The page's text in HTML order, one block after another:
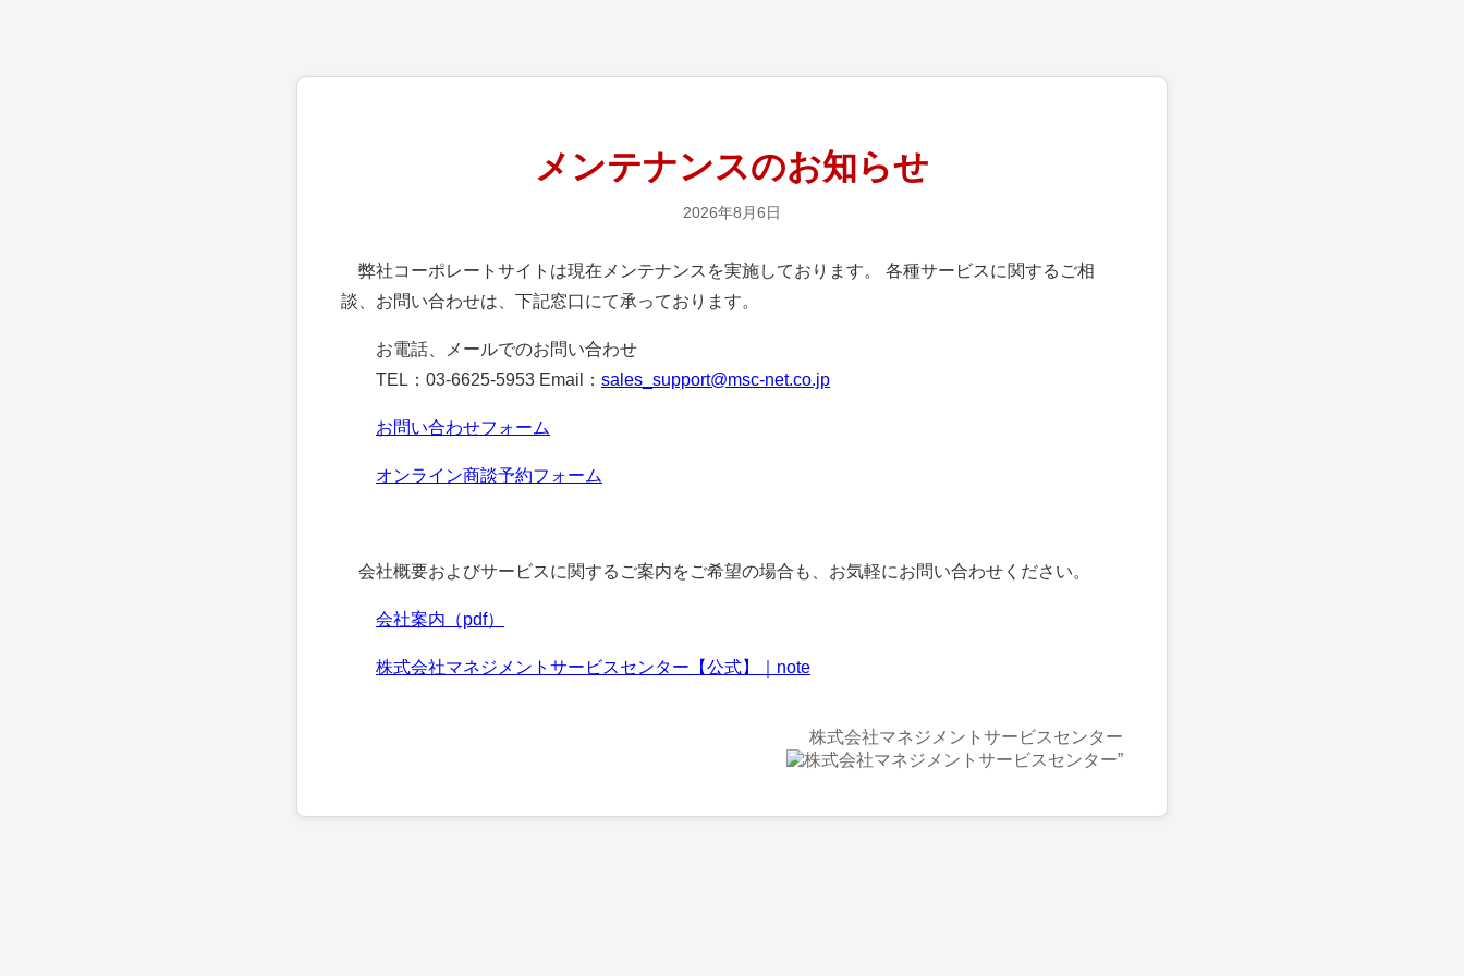
メンテナンスのお知らせ
2026年8月6日
弊社コーポレートサイトは現在メンテナンスを実施しております。 各種サービスに関するご相
談、お問い合わせは、下記窓口にて承っております。
お電話、メールでのお問い合わせ
TEL：03-6625-5953 Email： sales_support@msc-net.co.jp
お問い合わせフォーム
オンライン商談予約フォーム
会社概要およびサービスに関するご案内をご希望の場合も、お気軽にお問い合わせください。
会社案内（pdf）
株式会社マネジメントサービスセンター【公式】｜note
株式会社マネジメントサービスセンター